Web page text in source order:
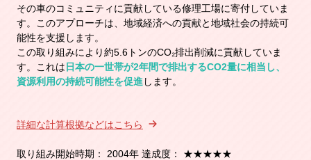
その車のコミュニティに貢献している修理工場に寄付していま
す。このアプローチは、地域経済への貢献と地域社会の持続可
能性を支援します。
この取り組みにより約5.6トンのCO₂排出削減に貢献していま
す。これは 日本の一世帯が2年間で排出するCO2量に相当し、
資源利用の持続可能性を促進します。
詳細な計算根拠などはこちら
取り組み開始時期： 2004年 達成度： ★★★★★